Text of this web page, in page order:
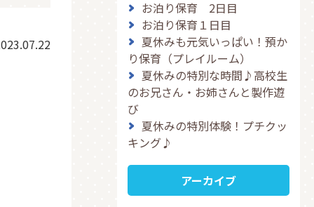
お泊り保育 2日目
お泊り保育１日目
夏休みも元気いっぱい！預か
り保育（プレイルーム）
夏休みの特別な時間♪高校生
のお兄さん・お姉さんと製作遊
び
夏休みの特別体験！プチクッ
キング♪
アーカイブ